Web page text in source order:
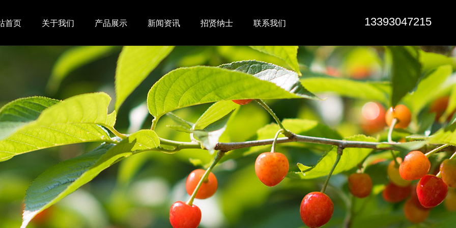
首页 关于我们 产品展示 新闻资讯 招贤纳士 联系我们 13393047215